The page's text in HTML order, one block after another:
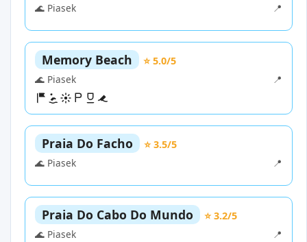
🌊 Piasek
📍
Memory Beach
⭐ 5.0/5
🌊 Piasek
📍
Praia Do Facho
⭐ 3.5/5
🌊 Piasek
📍
Praia Do Cabo Do Mundo
⭐ 3.2/5
🌊 Piasek
📍